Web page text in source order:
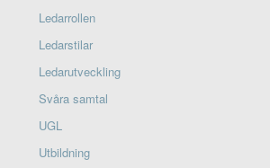
Ledarrollen
Ledarstilar
Ledarutveckling
Svåra samtal
UGL
Utbildning